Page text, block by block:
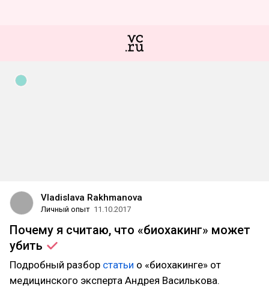
Vladislava Rakhmanova
Личный опыт 11.10.2017
Почему я считаю, что «биохакинг» может
убить
Подробный разбор статьи о «биохакинге» от
медицинского эксперта Андрея Василькова.